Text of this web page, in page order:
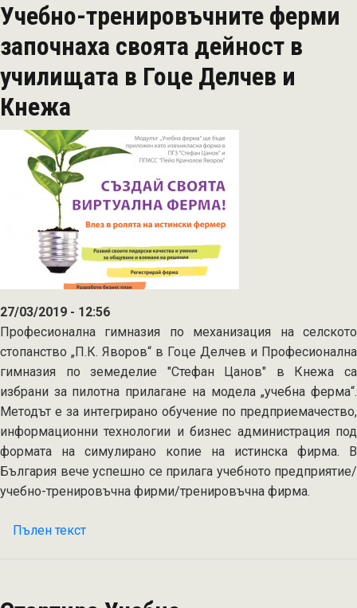
ферма
учениците
от
Крачолов
Яворов
град
Гоце
Делчев
Учебно-тренировъчните ферми
започнаха своята дейност в
училищата в Гоце Делчев и
Кнежа
27/03/2019 - 12:56
Професионална гимназия по механизация на селското
стопанство „П.К. Яворов“ в Гоце Делчев и Професионална
гимназия по земеделие "Стефан Цанов" в Кнежа са
избрани за пилотна прилагане на модела „учебна ферма“.
Методът е за интегрирано обучение по предприемачество,
информационни технологии и бизнес администрация под
формата на симулирано копие на истинска фирма. В
България вече успешно се прилага учебното предприятие/
учебно-тренировъчна фирми/тренировъчна фирма.
Пълен текст